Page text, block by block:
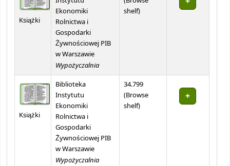
Książki
Ekonomiki
Rolnictwa i
Gospodarki
Żywnościowej PIB
w Warszawie
Wypożyczalnia
shelf(Opens below)
)
Książki
Biblioteka
Instytutu
Ekonomiki
Rolnictwa i
Gospodarki
Żywnościowej PIB
w Warszawie
Wypożyczalnia
34.799
(Browse
shelf(Opens below)
)